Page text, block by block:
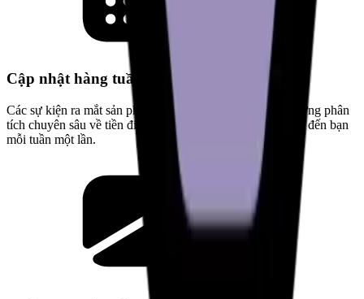
Cập nhật hàng tuần
Các sự kiện ra mắt sản phẩm, các cải tiến tính năng và những phân
tích chuyên sâu về tiền điện tử được chọn lọc — được gửi đến bạn
mỗi tuần một lần.